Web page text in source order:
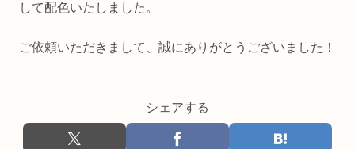
して配色いたしました。
ご依頼いただきまして、誠にありがとうございました！
シェアする